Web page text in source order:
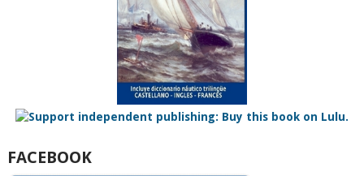
FACEBOOK